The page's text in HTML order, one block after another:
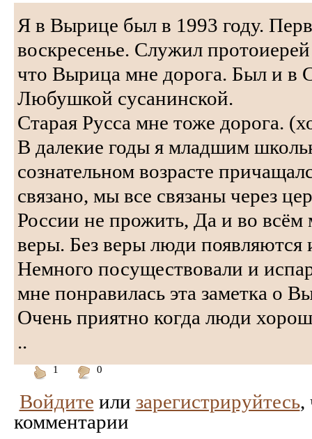
Я в Вырице был в 1993 году.
воскресенье. Служил
что Вырица мне дорога. Был и в
Любушкой сусанинской.
Старая Русса мне тоже дорога.
В далекие годы я младшим
сознательном возрасте
связано, мы все связаны через
России не прожить, Да и во всём
веры. Без веры люди появляются
Немного посуществовали и
мне понравилась эта заметка о
Очень приятно когда люди
..
1
понравилось
0
Войдите или зарегистрируйтесь,
комментарии